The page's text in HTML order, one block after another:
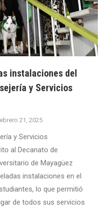
instalaciones del
y Servicios
21, 2025
y Servicios
al Decanato de
de Mayagüez
instalaciones en el
lo que permitió
de todos sus servicios